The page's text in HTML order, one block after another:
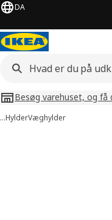
DA
Besøg varehuset, og
…HylderVæghylder